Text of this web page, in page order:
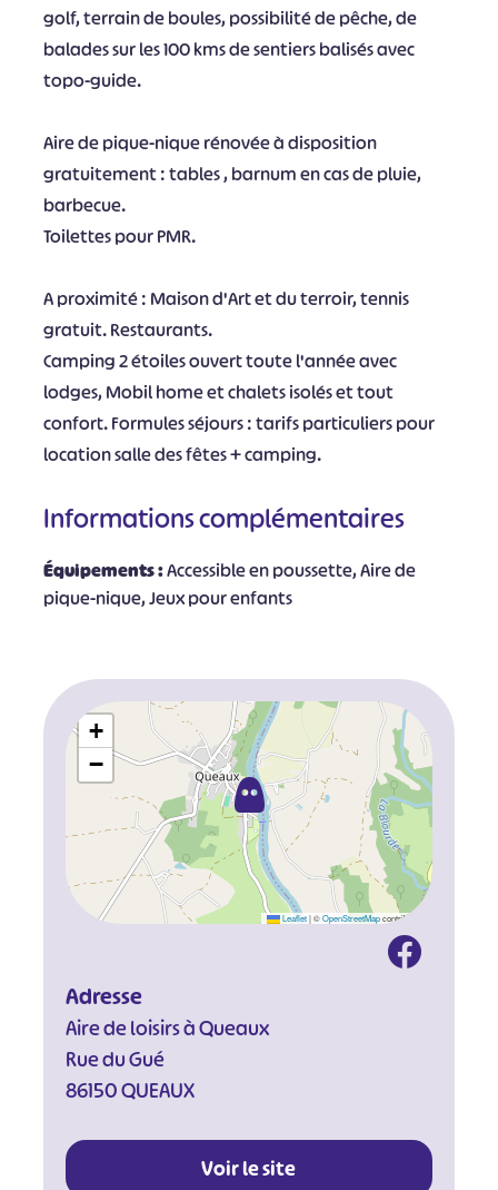
golf, terrain de boules, possibilité de pêche, de
balades sur les 100 kms de sentiers balisés avec
topo-guide.
Aire de pique-nique rénovée à disposition
gratuitement : tables , barnum en cas de pluie,
barbecue.
Toilettes pour PMR.
A proximité : Maison d'Art et du terroir, tennis
gratuit. Restaurants.
Camping 2 étoiles ouvert toute l'année avec
lodges, Mobil home et chalets isolés et tout
confort. Formules séjours : tarifs particuliers pour
location salle des fêtes + camping.
Informations complémentaires
Équipements :Accessible en poussette, Aire de
pique-nique, Jeux pour enfants
+
−
Leaflet |©OpenStreetMapcontributors
Adresse
Aire de loisirs à Queaux
Rue du Gué
86150 QUEAUX
Voir le site